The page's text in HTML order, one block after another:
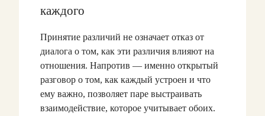
каждого
Принятие различий не означает отказ от
диалога о том, как эти различия влияют на
отношения. Напротив — именно открытый
разговор о том, как каждый устроен и что
ему важно, позволяет паре выстраивать
взаимодействие, которое учитывает обоих.